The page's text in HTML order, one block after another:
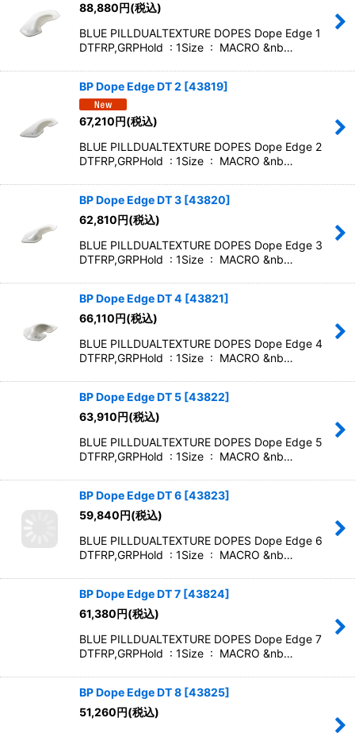
88,880円(税込)
BLUE PILLDUALTEXTURE DOPES Dope Edge 1
DTFRP,GRPHold : 1Size : MACRO &nb…
BP Dope Edge DT 2 [43819]
67,210円(税込)
BLUE PILLDUALTEXTURE DOPES Dope Edge 2
DTFRP,GRPHold : 1Size : MACRO &nb…
BP Dope Edge DT 3 [43820]
62,810円(税込)
BLUE PILLDUALTEXTURE DOPES Dope Edge 3
DTFRP,GRPHold : 1Size : MACRO &nb…
BP Dope Edge DT 4 [43821]
66,110円(税込)
BLUE PILLDUALTEXTURE DOPES Dope Edge 4
DTFRP,GRPHold : 1Size : MACRO &nb…
BP Dope Edge DT 5 [43822]
63,910円(税込)
BLUE PILLDUALTEXTURE DOPES Dope Edge 5
DTFRP,GRPHold : 1Size : MACRO &nb…
BP Dope Edge DT 6 [43823]
59,840円(税込)
BLUE PILLDUALTEXTURE DOPES Dope Edge 6
DTFRP,GRPHold : 1Size : MACRO &nb…
BP Dope Edge DT 7 [43824]
61,380円(税込)
BLUE PILLDUALTEXTURE DOPES Dope Edge 7
DTFRP,GRPHold : 1Size : MACRO &nb…
BP Dope Edge DT 8 [43825]
51,260円(税込)